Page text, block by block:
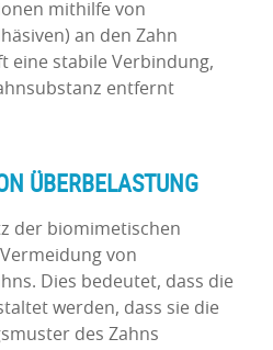
mithilfe von
an den Zahn
eine stabile Verbindung,
entfernt
ÜBERBELASTUNG
der biomimetischen
von
Dies bedeutet, dass die
werden, dass sie die
des Zahns